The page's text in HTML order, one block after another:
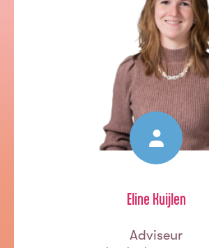
Eline Kuijlen
Adviseur